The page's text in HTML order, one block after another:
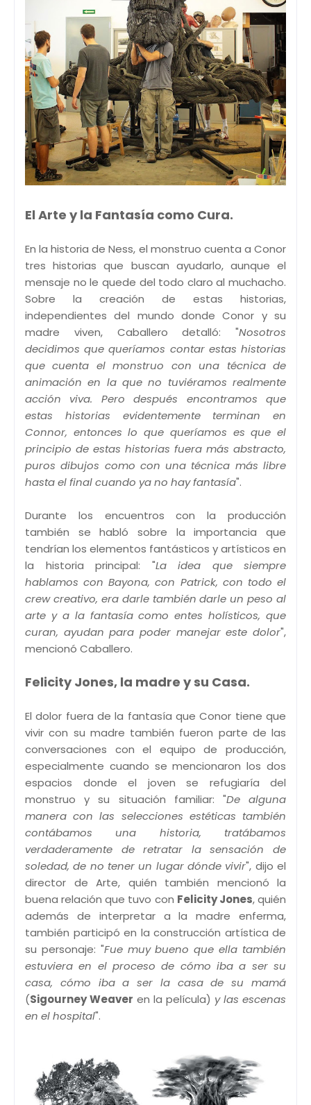
El Arte y la Fantasía como Cura.
En la historia de Ness, el monstruo cuenta a Conor
tres historias que buscan ayudarlo, aunque el
mensaje no le quede del todo claro al muchacho.
Sobre la creación de estas historias,
independientes del mundo donde Conor y su
madre viven, Caballero detalló: "Nosotros
decidimos que queríamos contar estas historias
que cuenta el monstruo con una técnica de
animación en la que no tuviéramos realmente
acción viva. Pero después encontramos que
estas historias evidentemente terminan en
Connor, entonces lo que queríamos es que el
principio de estas historias fuera más abstracto,
puros dibujos como con una técnica más libre
hasta el final cuando ya no hay fantasía".
Durante los encuentros con la producción
también se habló sobre la importancia que
tendrían los elementos fantásticos y artísticos en
la historia principal: "La idea que siempre
hablamos con Bayona, con Patrick, con todo el
crew creativo, era darle también darle un peso al
arte y a la fantasía como entes holísticos, que
curan, ayudan para poder manejar este dolor",
mencionó Caballero.
Felicity Jones, la madre y su Casa.
El dolor fuera de la fantasía que Conor tiene que
vivir con su madre también fueron parte de las
conversaciones con el equipo de producción,
especialmente cuando se mencionaron los dos
espacios donde el joven se refugiaría del
monstruo y su situación familiar: "De alguna
manera con las selecciones estéticas también
contábamos una historia, tratábamos
verdaderamente de retratar la sensación de
soledad, de no tener un lugar dónde vivir", dijo el
director de Arte, quién también mencionó la
buena relación que tuvo con Felicity Jones, quién
además de interpretar a la madre enferma,
también participó en la construcción artística de
su personaje: "Fue muy bueno que ella también
estuviera en el proceso de cómo iba a ser su
casa, cómo iba a ser la casa de su mamá
(Sigourney Weaver en la película) y las escenas
en el hospital".